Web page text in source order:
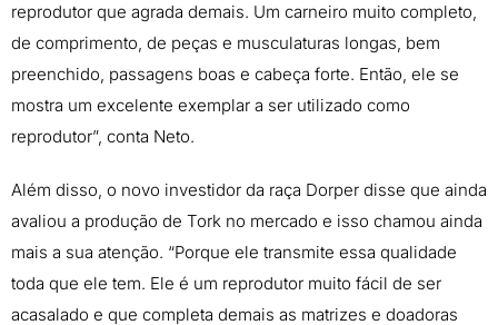
reprodutor que agrada demais. Um carneiro muito completo,
de comprimento, de peças e musculaturas longas, bem
preenchido, passagens boas e cabeça forte. Então, ele se
mostra um excelente exemplar a ser utilizado como
reprodutor”, conta Neto.
Além disso, o novo investidor da raça Dorper disse que ainda
avaliou a produção de Tork no mercado e isso chamou ainda
mais a sua atenção. “Porque ele transmite essa qualidade
toda que ele tem. Ele é um reprodutor muito fácil de ser
acasalado e que completa demais as matrizes e doadoras